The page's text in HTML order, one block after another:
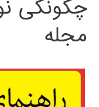
چگونگی
مجله